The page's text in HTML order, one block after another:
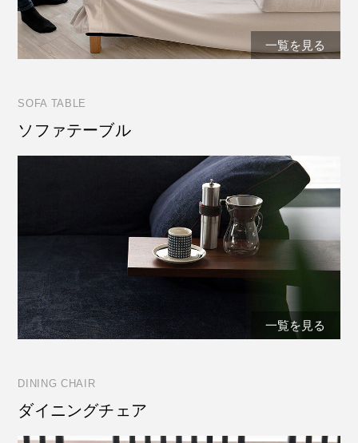
一覧を見る
SOFA TABLE
ソファテーブル
一覧を見る
DINING CHAIR
ダイニングチェア